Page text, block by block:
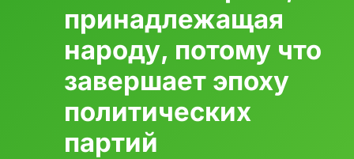
принадлежащая
народу, потому что
завершает эпоху
политических
партий